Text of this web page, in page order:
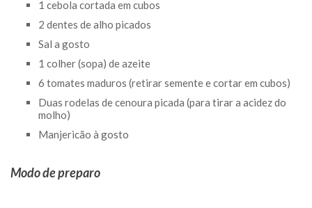
1 cebola cortada em cubos
2 dentes de alho picados
Sal a gosto
1 colher (sopa) de azeite
6 tomates maduros (retirar semente e cortar em cubos)
Duas rodelas de cenoura picada (para tirar a acidez do
molho)
Manjericão à gosto
Modo de preparo